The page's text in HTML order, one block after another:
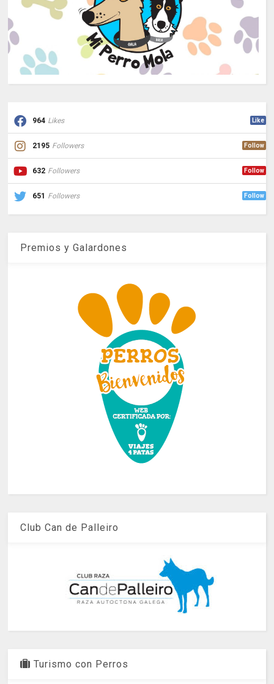
964 Likes Like
2195 Followers Follow
632 Followers Follow
651 Followers Follow
Premios y Galardones
Club Can de Palleiro
Turismo con Perros